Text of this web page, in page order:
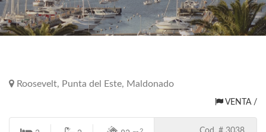
Roosevelt, Punta del Este, Maldonado
VENTA /